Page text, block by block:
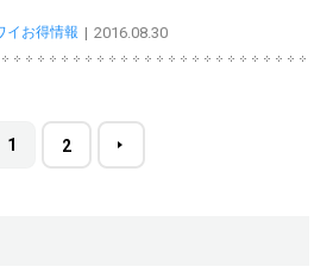
イお得情報 2016.08.30
1 2